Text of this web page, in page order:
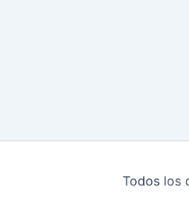
Todos los